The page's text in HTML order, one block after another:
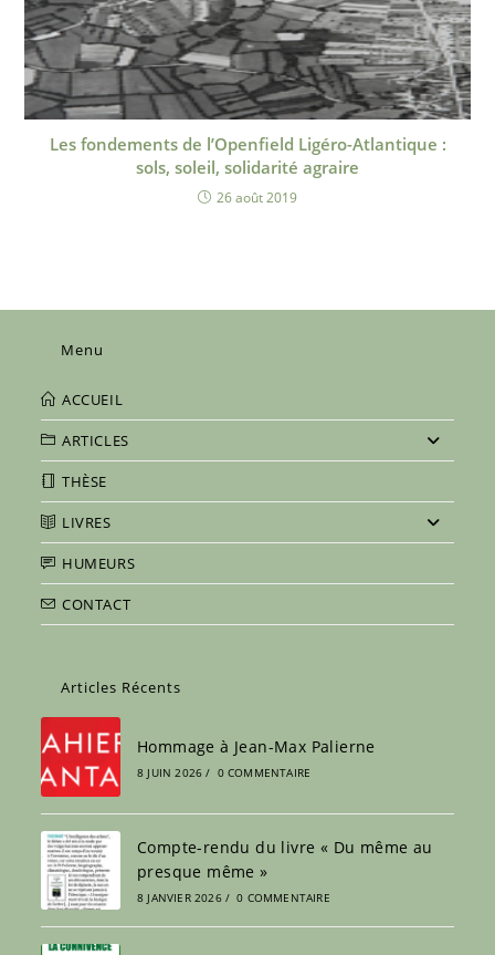
Les fondements de l’Openfield Ligéro-Atlantique :
sols, soleil, solidarité agraire
26 août 2019
Menu
ACCUEIL
ARTICLES
THÈSE
LIVRES
HUMEURS
CONTACT
Articles Récents
Hommage à Jean-Max Palierne
8 JUIN 2026 / 0 COMMENTAIRE
Compte-rendu du livre « Du même au
presque même »
8 JANVIER 2026 / 0 COMMENTAIRE